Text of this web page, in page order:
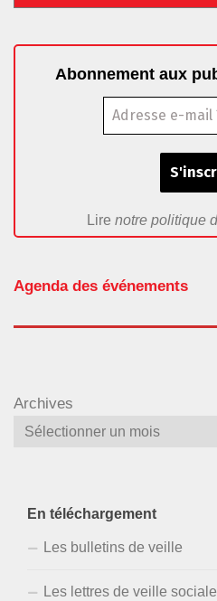
Abonnement aux
Lire notre politique
Agenda des événements
Archives
En téléchargement
Les bulletins de veille
Les lettres de veille sociale